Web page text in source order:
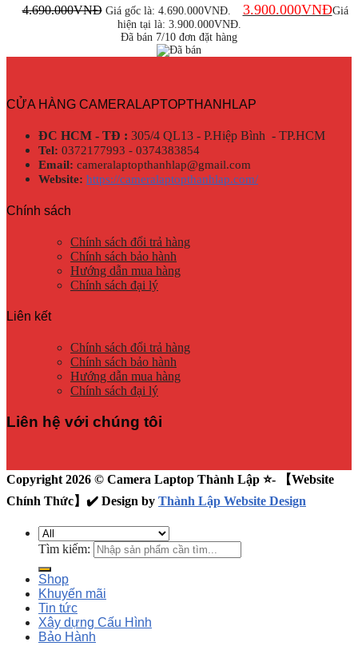
4.690.000VNĐ Giá gốc là: 4.690.000VNĐ. 3.900.000VNĐGiá
hiện tại là: 3.900.000VNĐ.
Đã bán 7/10 đơn đặt hàng
CỬA HÀNG CAMERALAPTOPTHANHLAP
ĐC HCM - TĐ : 305/4 QL13 - P.Hiệp Bình - TP.HCM
Tel: 0372177993 - 0374383854
Email: cameralaptopthanhlap@gmail.com
Website: https://cameralaptopthanhlap.com/
Chính sách
Chính sách đổi trả hàng
Chính sách bảo hành
Hướng dẫn mua hàng
Chính sách đại lý
Liên kết
Chính sách đổi trả hàng
Chính sách bảo hành
Hướng dẫn mua hàng
Chính sách đại lý
Liên hệ với chúng tôi
Copyright 2026 © Camera Laptop Thành Lập ⭐️- 【Website
Chính Thức】✔️ Design by Thành Lập Website Design
Tìm kiếm:
Shop
Khuyến mãi
Tin tức
Xây dựng Cấu Hình
Bảo Hành